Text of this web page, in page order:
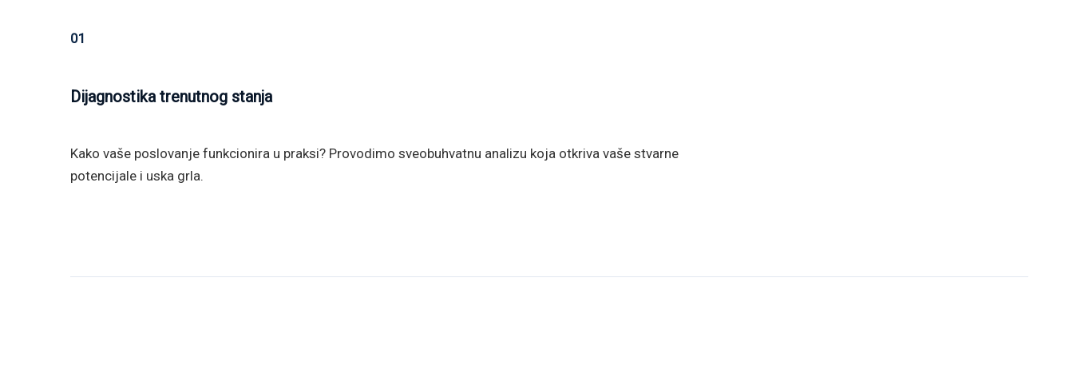
01
Dijagnostika trenutnog stanja
Kako vaše poslovanje funkcionira u praksi? Provodimo sveobuhvatnu analizu koja otkriva vaše stvarne
potencijale i uska grla.